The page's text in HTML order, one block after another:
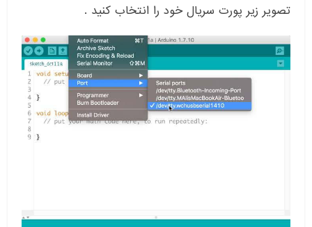
تصویر زیر پورت سریال خود را انتخاب کنید .